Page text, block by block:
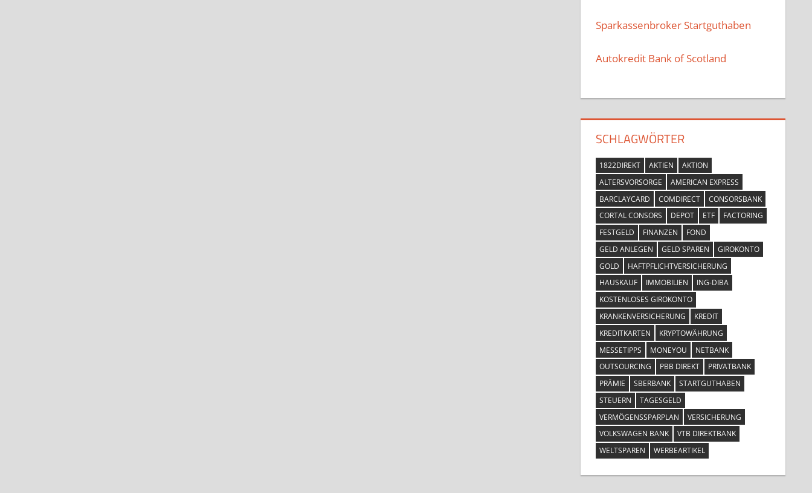
Sparkassenbroker Startguthaben
Autokredit Bank of Scotland
SCHLAGWÖRTER
1822DIREKT AKTIEN
AKTION
ALTERSVORSORGE
AMERICAN EXPRESS
BARCLAYCARD
COMDIRECT
CONSORSBANK
CORTAL CONSORS
DEPOT ETF
FACTORING
FESTGELD
FINANZEN
FOND
GELD ANLEGEN
GELD SPAREN
GIROKONTO
GOLD
HAFTPFLICHTVERSICHERUNG
HAUSKAUF
IMMOBILIEN
ING-DIBA
KOSTENLOSES GIROKONTO
KRANKENVERSICHERUNG
KREDIT
KREDITKARTEN
KRYPTOWÄHRUNG
MESSETIPPS
MONEYOU
NETBANK
OUTSOURCING
PBB DIREKT
PRIVATBANK
PRÄMIE
SBERBANK
STARTGUTHABEN
STEUERN
TAGESGELD
VERMÖGENSSPARPLAN
VERSICHERUNG
VOLKSWAGEN BANK
VTB DIREKTBANK
WELTSPAREN
WERBEARTIKEL